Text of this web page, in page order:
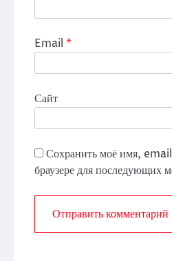
Email *
Сайт
Сохранить моё имя, email
браузере для последующих